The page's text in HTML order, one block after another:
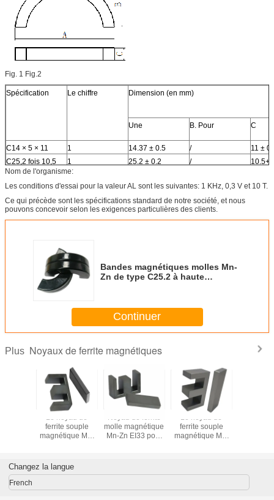
Fig. 1 Fig.2
Spécification Le chiffre Dimension (en mm)
Une B. Pour C
C14 × 5 × 11 1 14.37 ± 0.5 /
11 ±
C25,2 fois 10,5
fois 4.5
1 25.2 ± 0.2 /
C46 × 4 × 11 1 380,6 ± 0.4 /
11 ±
C64.8 × 30 × 8
2 640,8 ± 0.5 30 ± 1
Nom de l'organisme:
Les conditions d'essai pour la valeur AL sont les suivantes: 1 KHz, 0,3 V et 10 T.
Ce qui précède sont les spécifications standard de notre société, et nous
pouvons concevoir selon les exigences particulières des clients.
Bandes magnétiques molles Mn-
Zn de type C25.2 à haute
Continuer
Plus Noyaux de ferrite magnétiques
Le noyau de
ferrite souple
magnétique Mn-
Noyau de ferrite
molle magnétique
Mn-Zn EI33 pour
Le noyau de
ferrite souple
magnétique Mn-
Changez la langue
French